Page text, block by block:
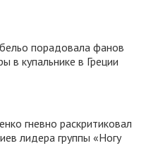
порадовала фанов
в купальнике в Греции
гневно раскритиковал
лидера группы «Ногу